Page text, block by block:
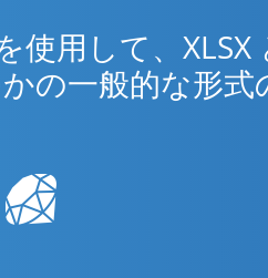
用して、XLSX
の一般的な形式